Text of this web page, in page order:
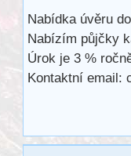
Nabídka úvěru
Nabízím půjčky
Úrok je 3 %
Kontaktní email: